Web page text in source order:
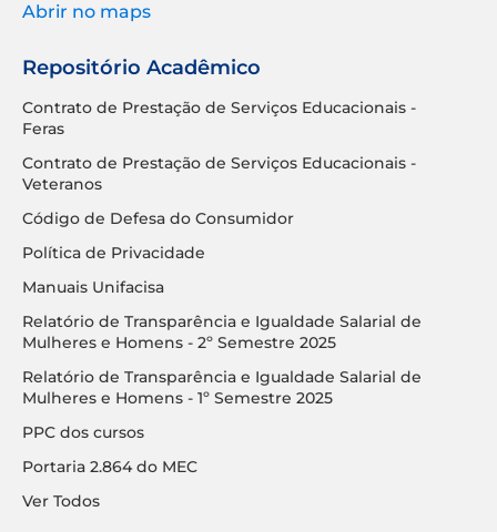
Abrir no maps
Repositório Acadêmico
Contrato de Prestação de Serviços Educacionais -
Feras
Contrato de Prestação de Serviços Educacionais -
Veteranos
Código de Defesa do Consumidor
Política de Privacidade
Manuais Unifacisa
Relatório de Transparência e Igualdade Salarial de
Mulheres e Homens - 2º Semestre 2025
Relatório de Transparência e Igualdade Salarial de
Mulheres e Homens - 1º Semestre 2025
PPC dos cursos
Portaria 2.864 do MEC
Ver Todos